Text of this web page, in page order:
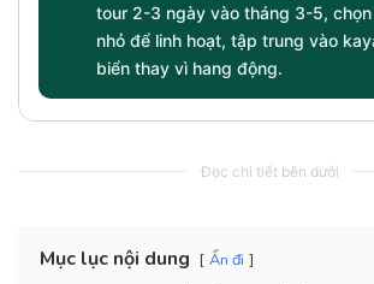
tour 2-3 ngày vào tháng 3-5,
nhỏ để linh hoạt, tập trung vào
biển thay vì hang động.
Đọc chi tiết bên dưới
Mục lục nội dung Ẩn đi